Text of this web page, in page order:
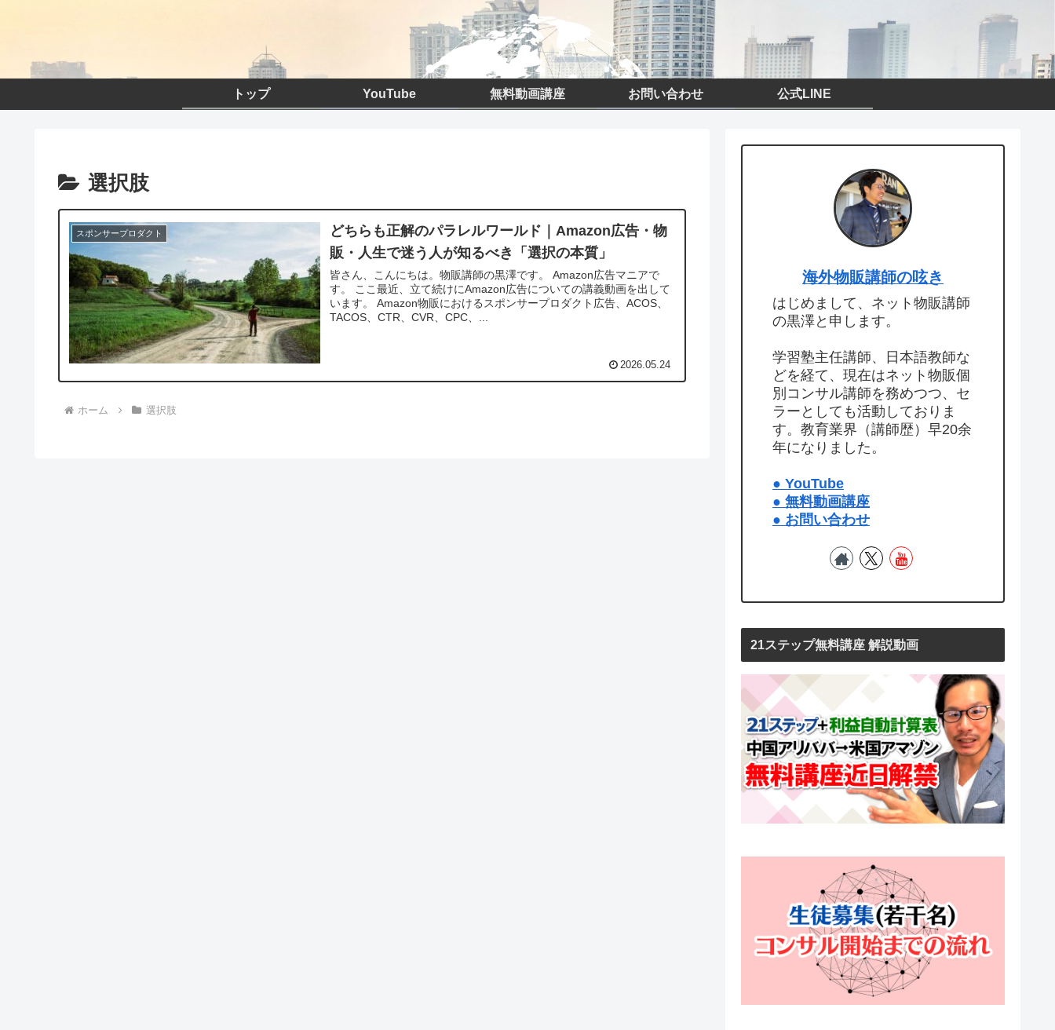
トップ YouTube 無料動画講座 お問い合わせ 公式LINE
選択肢
スポンサープロダクト
どちらも正解のパラレルワールド｜Amazon広告・物
販・人生で迷う人が知るべき「選択の本質」
皆さん、こんにちは。物販講師の黒澤です。 Amazon広告マニアで
す。 ここ最近、立て続けにAmazon広告についての講義動画を出して
います。 Amazon物販におけるスポンサープロダクト広告、ACOS、
TACOS、CTR、CVR、CPC、...
2026.05.24
ホーム 選択肢
海外物販講師の呟き
はじめまして、ネット物販講師
の黒澤と申します。
学習塾主任講師、日本語教師な
どを経て、現在はネット物販個
別コンサル講師を務めつつ、セ
ラーとしても活動しておりま
す。教育業界（講師歴）早20余
年になりました。
● YouTube
● 無料動画講座
● お問い合わせ
21ステップ無料講座 解説動画